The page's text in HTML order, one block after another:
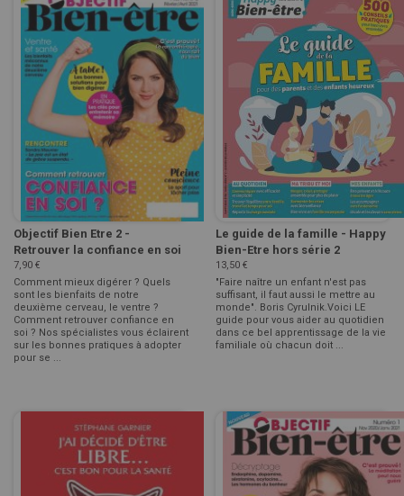
Objectif Bien Etre 2 -
Retrouver la confiance en soi
7,90 €
Comment mieux digérer ? Quels
sont les bienfaits de notre
deuxième cerveau, le ventre ?
Comment retrouver confiance en
soi ? Nos spécialistes vous éclairent
sur les bonnes pratiques à adopter
pour se ...
Le guide de la famille - Happy
Bien-Etre hors série 2
13,50 €
"Faire naître un enfant n'est pas
suffisant, il faut aussi le mettre au
monde". Boris Cyrulnik.Voici LE
guide pour vous aider au quotidien
dans ce bel apprentissage de la vie
familiale où chacun doit ...